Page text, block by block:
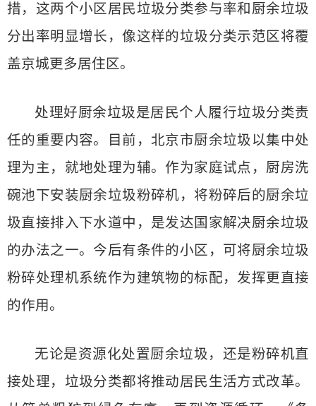
措，这两个小区居民垃圾分类参与率和厨余垃圾
分出率明显增长，像这样的垃圾分类示范区将覆
盖京城更多居住区。
处理好厨余垃圾是居民个人履行垃圾分类责
任的重要内容。目前，北京市厨余垃圾以集中处
理为主，就地处理为辅。作为家庭试点，厨房洗
碗池下安装厨余垃圾粉碎机，将粉碎后的厨余垃
圾直接排入下水道中，是发达国家解决厨余垃圾
的办法之一。今后有条件的小区，可将厨余垃圾
粉碎处理机系统作为建筑物的标配，发挥更直接
的作用。
无论是资源化处置厨余垃圾，还是粉碎机直
接处理，垃圾分类都将推动居民生活方式改革。